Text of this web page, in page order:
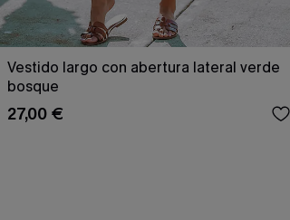
Vestido largo con abertura lateral verde
bosque
27,00 €